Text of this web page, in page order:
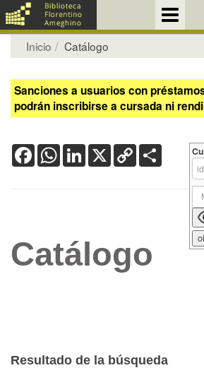
Inicio Catálogo
Sanciones a usuarios con
podrán inscribirse a cursada ni
FacebookWhatsApp
LinkedIn
X Copy
Link
Catálogo
Resultado de la búsqueda